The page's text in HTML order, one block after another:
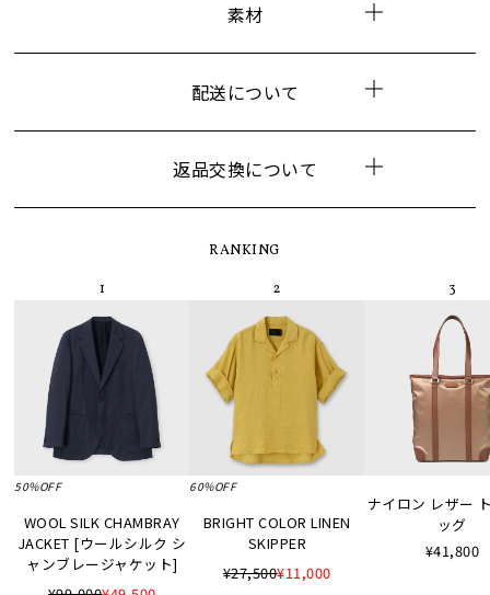
素材
配送について
返品交換について
RANKING
50%OFF
WOOL SILK CHAMBRAY
JACKET [ウールシルク シ
ャンブレージャケット]
60%OFF
BRIGHT COLOR LINEN
SKIPPER
¥27,500¥11,000
ナイロン レザー
ッグ
¥41,800